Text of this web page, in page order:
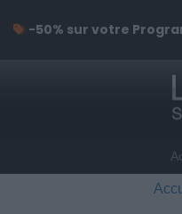
-50% sur votre